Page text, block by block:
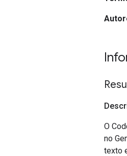
O
no
texto